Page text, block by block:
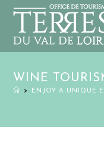
WINE
> ENJOY A UNIQUE